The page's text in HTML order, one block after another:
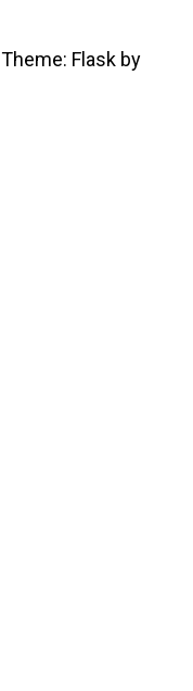
Theme: Flask by